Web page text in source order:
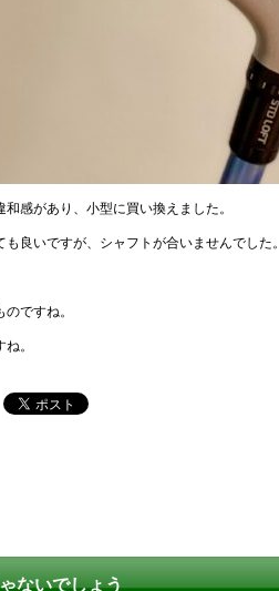
感があり、小型に買い換えました。
良いですが、シャフトが合いませんでした。
ですね。
。
ないでしょう